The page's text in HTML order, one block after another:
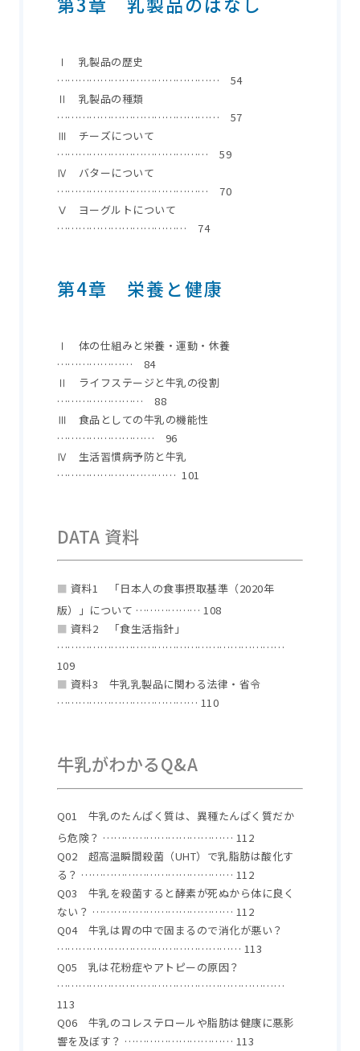
Ⅰ 乳製品の歴史
……………………………………… 54
Ⅱ 乳製品の種類
……………………………………… 57
Ⅲ チーズについて
…………………………………… 59
Ⅳ バターについて
…………………………………… 70
Ⅴ ヨーグルトについて
……………………………… 74
第4章 栄養と健康
Ⅰ 体の仕組みと栄養・運動・休養
………………… 84
Ⅱ ライフステージと牛乳の役割
…………………… 88
Ⅲ 食品としての牛乳の機能性
……………………… 96
Ⅳ 生活習慣病予防と牛乳
…………………………… 101
DATA 資料
■ 資料1 「日本人の食事摂取基準（2020年
版）」について ……………… 108
■ 資料2 「食生活指針」
………………………………………………………
109
■ 資料3 牛乳乳製品に関わる法律・省令
………………………………… 110
牛乳がわかるQ&A
Q01 牛乳のたんぱく質は、異種たんぱく質だか
ら危険？ ……………………………… 112
Q02 超高温瞬間殺菌（UHT）で乳脂肪は酸化す
る？ …………………………………… 112
Q03 牛乳を殺菌すると酵素が死ぬから体に良く
ない？ ………………………………… 112
Q04 牛乳は胃の中で固まるので消化が悪い？
…………………………………………… 113
Q05 乳は花粉症やアトピーの原因？
………………………………………………………
113
Q06 牛乳のコレステロールや脂肪は健康に悪影
響を及ぼす？ ………………………… 113